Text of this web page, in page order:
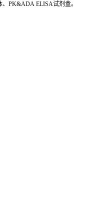
PK&ADA ELISA试剂盒。